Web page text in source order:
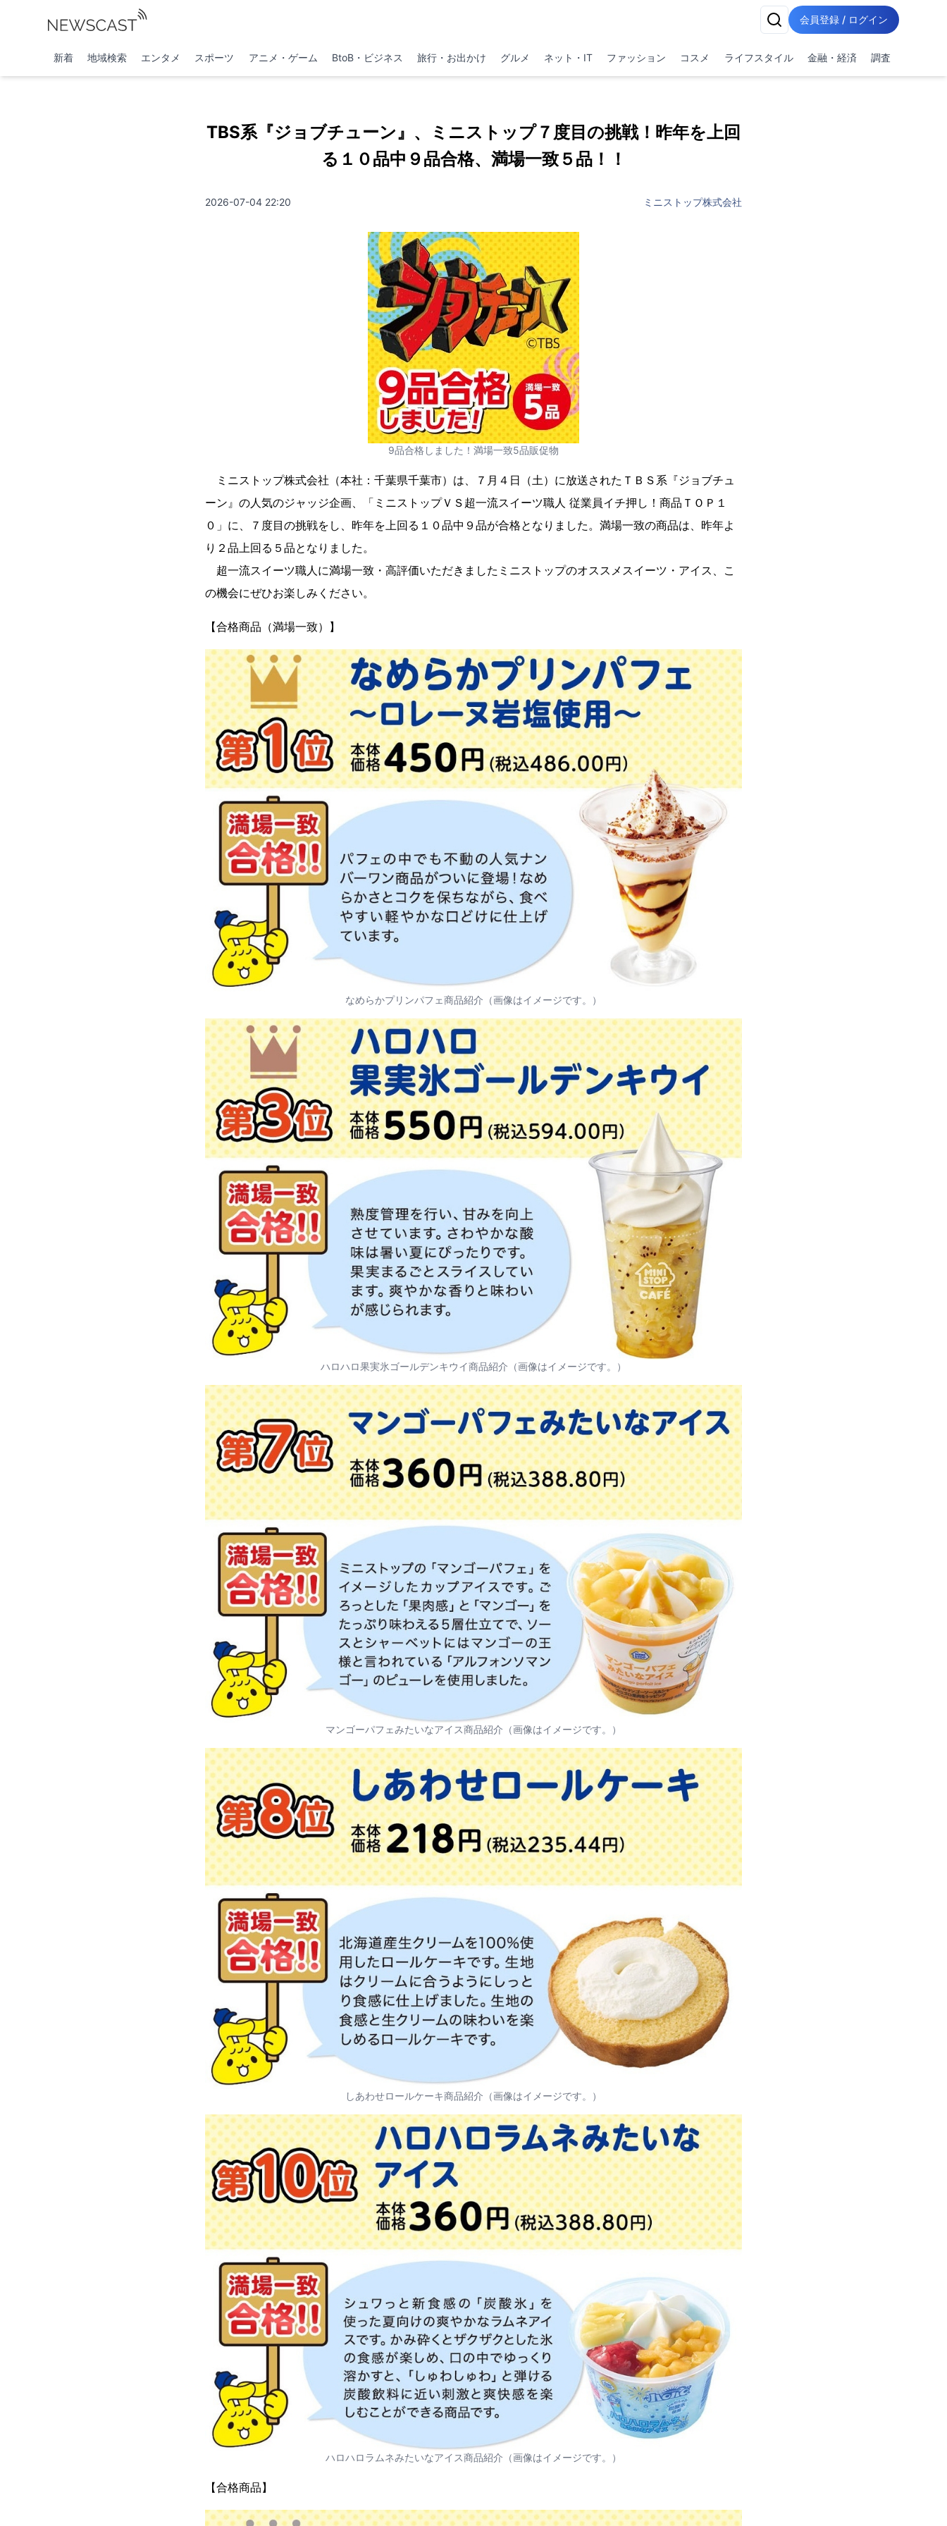
会員登録 / ログイン
新着 地域検索 エンタメ スポーツ アニメ・ゲーム BtoB・ビジネス 旅行・お出かけ グルメ ネット・IT ファッション コスメ ライフスタイル 金融・経済 調査
TBS系『ジョブチューン』、ミニストップ７度目の挑戦！昨年を上回
る１０品中９品合格、満場一致５品！！
2026-07-04 22:20 ミニストップ株式会社
9品合格しました！満場一致5品販促物
ミニストップ株式会社（本社：千葉県千葉市）は、７月４日（土）に放送されたＴＢＳ系『ジョブチュ
ーン』の人気のジャッジ企画、「ミニストップＶＳ超一流スイーツ職人 従業員イチ押し！商品ＴＯＰ１
０」に、７度目の挑戦をし、昨年を上回る１０品中９品が合格となりました。満場一致の商品は、昨年よ
り２品上回る５品となりました。
超一流スイーツ職人に満場一致・高評価いただきましたミニストップのオススメスイーツ・アイス、こ
の機会にぜひお楽しみください。
【合格商品（満場一致）】
なめらかプリンパフェ商品紹介（画像はイメージです。）
ハロハロ果実氷ゴールデンキウイ商品紹介（画像はイメージです。）
マンゴーパフェみたいなアイス商品紹介（画像はイメージです。）
しあわせロールケーキ商品紹介（画像はイメージです。）
ハロハロラムネみたいなアイス商品紹介（画像はイメージです。）
【合格商品】